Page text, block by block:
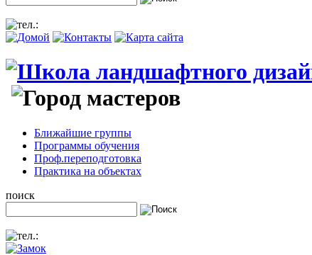
Ближайшие группы
Программы обучения
Проф.переподготовка
Практика на объектах
поиск